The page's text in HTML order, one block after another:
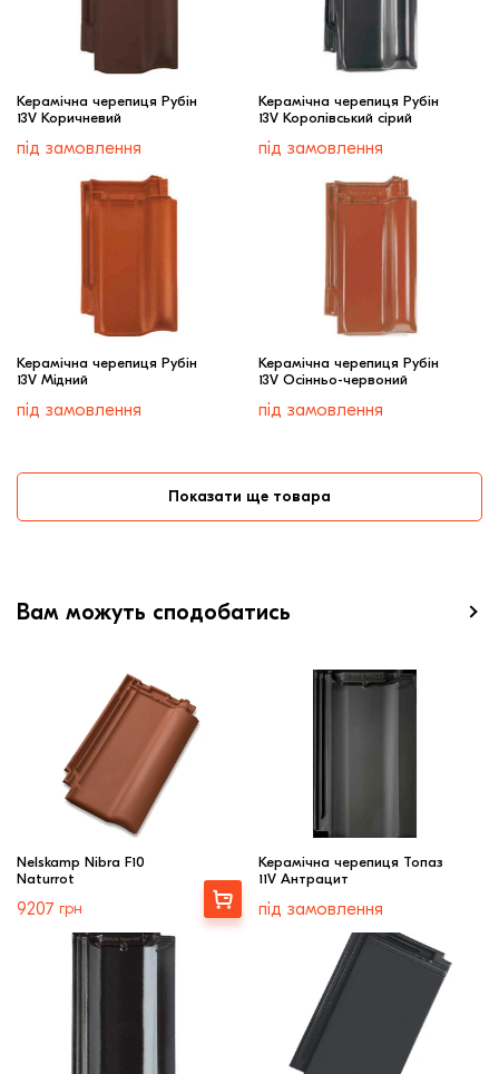
Керамічна черепиця Рубін
13V Коричневий
під замовлення
Керамічна черепиця Рубін
13V Королівський сірий
під замовлення
Керамічна черепиця Рубін
13V Мідний
під замовлення
Керамічна черепиця Рубін
13V Осінньо-червоний
під замовлення
Показати ще товара
Вам можуть сподобатись
Nelskamp Nibra F10
Naturrot
9207 грн
Вибрати
Керамічна черепиця Топаз
11V Антрацит
під замовлення